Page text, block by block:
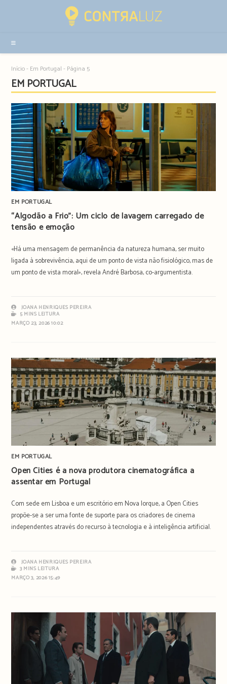
sidebar
Início- Em Portugal - Página 5
EM PORTUGAL
EM PORTUGAL
“Algodão a Frio”: Um ciclo de lavagem carregado de
tensão e emoção
«Há uma mensagem de permanência da natureza humana, ser muito
ligada à sobrevivência, aqui de um ponto de vista não fisiológico, mas de
um ponto de vista moral», revela André Barbosa, co-argumentista.
JOANA HENRIQUES PEREIRA
5 MINS LEITURA
MARÇO 23, 2026 10:02
EM PORTUGAL
Open Cities é a nova produtora cinematográfica a
assentar em Portugal
Com sede em Lisboa e um escritório em Nova Iorque, a Open Cities
propõe-se a ser uma fonte de suporte para os criadores de cinema
independentes através do recurso à tecnologia e à inteligência artificial.
JOANA HENRIQUES PEREIRA
3 MINS LEITURA
MARÇO 3, 2026 15:49